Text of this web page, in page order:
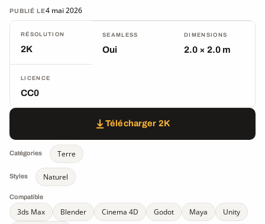
PUBLIÉ LE4 mai 2026
RÉSOLUTION
2K
SEAMLESS
Oui
DIMENSIONS
2.0 × 2.0 m
LICENCE
CC0
Télécharger 2K
Catégories Terre
Styles Naturel
Compatible
3ds Max Blender Cinema 4D Godot Maya
Unity